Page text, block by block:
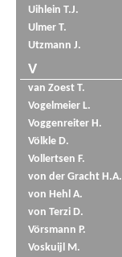
Uihlein T.J.
Ulmer T.
Utzmann J.
V
van Zoest T.
Vogelmeier L.
Voggenreiter H.
Völkle D.
Vollertsen F.
von der Gracht H.A.
von Hehl A.
von Terzi D.
Vörsmann P.
Voskuijl M.